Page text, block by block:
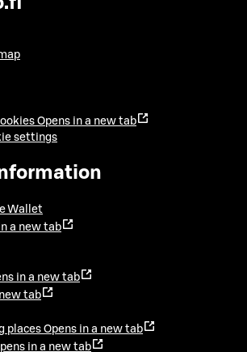
Opens in a new tab
settings
Wallet
a new tab
in a new tab
tab
places Opens in a new tab
in a new tab